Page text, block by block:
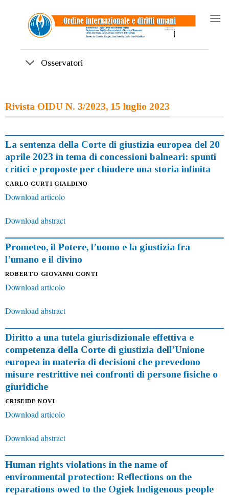
Osservatori
Rivista OIDU N. 3/2023, 15 luglio 2023
La sentenza della Corte di giustizia europea del 20
aprile 2023 in tema di concessioni balneari: spunti
critici e proposte per chiudere una storia infinita
CARLO CURTI GIALDINO
Download articolo
Download abstract
Prometeo, il Potere, l’uomo e la giustizia fra
l’umano e il divino
ROBERTO GIOVANNI CONTI
Download articolo
Download abstract
Diritto a una tutela giurisdizionale effettiva e
competenza della Corte di giustizia dell’Unione
europea in materia di decisioni che prevedono
misure restrittive nei confronti di persone fisiche o
giuridiche
CRISEIDE NOVI
Download articolo
Download abstract
Human rights violations in the name of
environmental protection: Reflections on the
reparations owed to the Ogiek Indigenous people